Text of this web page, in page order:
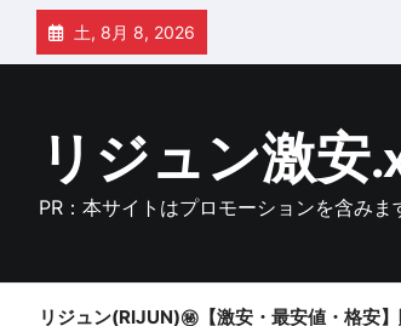
Skip
content
土, 8月 8, 2026
リジュン激安
PR：本サイトはプロモーションを含みま
リジュン(RIJUN)㊙【激安・最安値・格安